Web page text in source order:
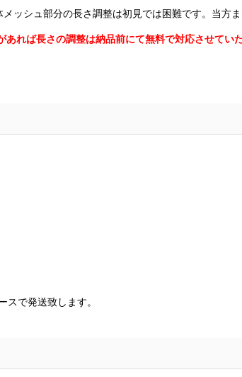
ッシュ部分の長さ調整は初見では困難です。当方
あれば長さの調整は納品前にて無料で対応させてい
スで発送致します。